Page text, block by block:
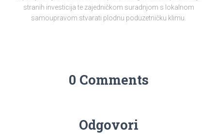
stranih investicija te zajedničkom suradnjom s lokalnom
samoupravom stvarati plodnu poduzetničku klimu.
0 Comments
Odgovori